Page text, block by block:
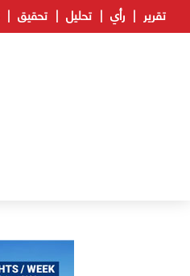
تقرير رأي تحليل تحقيق